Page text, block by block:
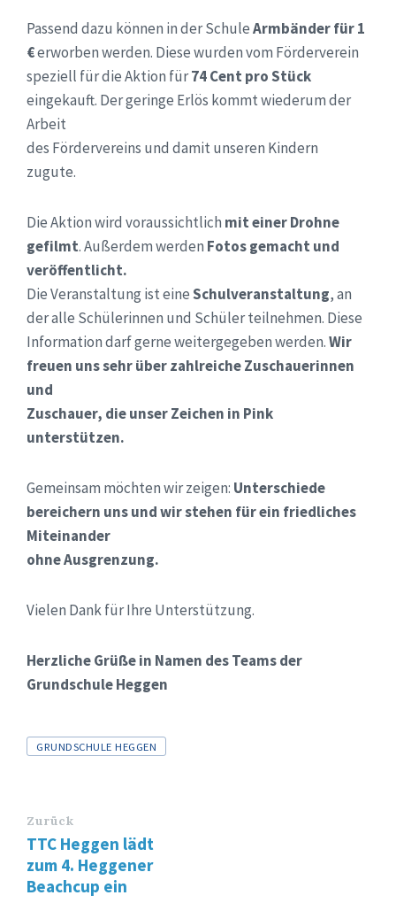
Passend dazu können in der SchuleArmbänder für 1
€erworben werden. Diese wurden vom Förderverein
speziell für die Aktion für74 Cent pro Stück
eingekauft. Der geringe Erlös kommt wiederum der
Arbeit
des Fördervereins und damit unseren Kindern
zugute.
Die Aktion wird voraussichtlich mit einer Drohne
gefilmt. Außerdem werden Fotos gemacht und
veröffentlicht.
Die Veranstaltung ist eineSchulveranstaltung, an
der alle Schülerinnen und Schüler teilnehmen. Diese
Information darf gerne weitergegeben werden.Wir
freuen uns sehr über zahlreiche Zuschauerinnen
und
Zuschauer, die unser Zeichen in Pink
unterstützen.
Gemeinsam möchten wir zeigen: Unterschiede
bereichern uns und wir stehen für ein friedliches
Miteinander
ohne Ausgrenzung.
Vielen Dank für Ihre Unterstützung.
HerzlicheGrüße in Namen des Teams der
Grundschule Heggen
Tags
GRUNDSCHULE HEGGEN
Zurück
TTC Heggen lädt
zum 4. Heggener
Beachcup ein